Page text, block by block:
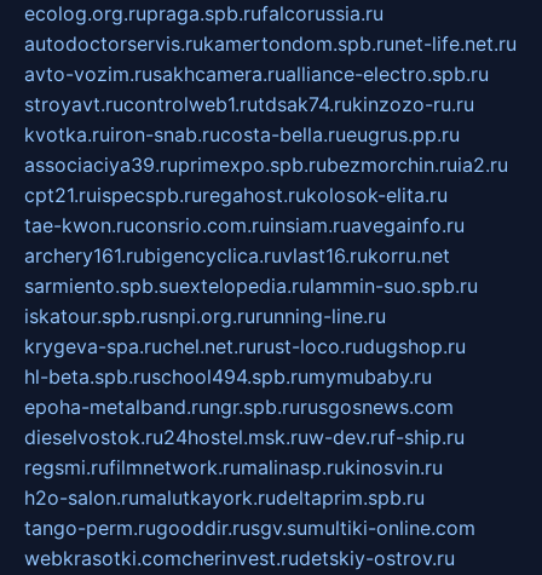
ecolog.org.rupraga.spb.rufalcorussia.ru
autodoctorservis.rukamertondom.spb.runet-life.net.ru
avto-vozim.rusakhcamera.rualliance-electro.spb.ru
stroyavt.rucontrolweb1.rutdsak74.rukinzozo-ru.ru
kvotka.ruiron-snab.rucosta-bella.rueugrus.pp.ru
associaciya39.ruprimexpo.spb.rubezmorchin.ruia2.ru
cpt21.ruispecspb.ruregahost.rukolosok-elita.ru
tae-kwon.ruconsrio.com.ruinsiam.ruavegainfo.ru
archery161.rubigencyclica.ruvlast16.rukorru.net
sarmiento.spb.suextelopedia.rulammin-suo.spb.ru
iskatour.spb.rusnpi.org.rurunning-line.ru
krygeva-spa.ruchel.net.rurust-loco.rudugshop.ru
hl-beta.spb.ruschool494.spb.rumymubaby.ru
epoha-metalband.rungr.spb.rurusgosnews.com
dieselvostok.ru24hostel.msk.ruw-dev.ruf-ship.ru
regsmi.rufilmnetwork.rumalinasp.rukinosvin.ru
h2o-salon.rumalutkayork.rudeltaprim.spb.ru
tango-perm.rugooddir.rusgv.sumultiki-online.com
webkrasotki.comcherinvest.rudetskiy-ostrov.ru